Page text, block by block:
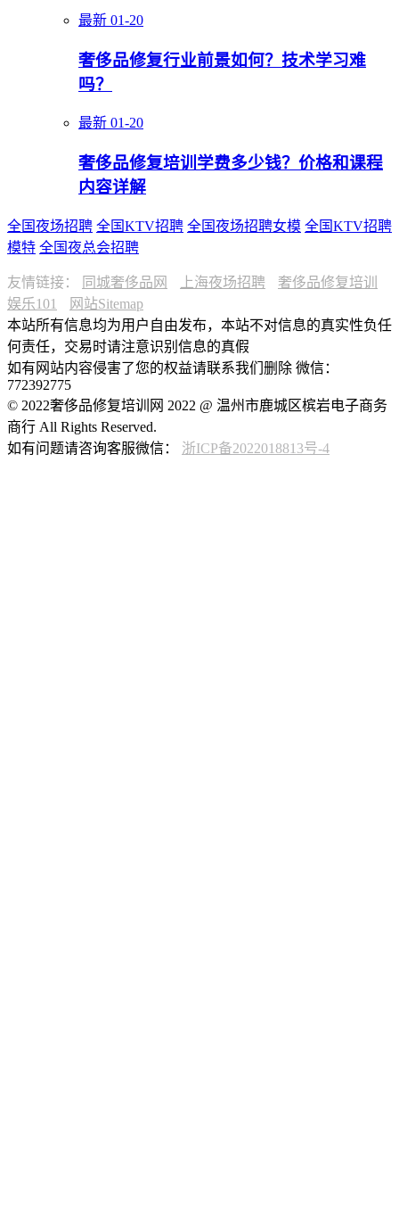
最新 01-20
奢侈品修复行业前景如何？技术学习难
吗？
最新 01-20
奢侈品修复培训学费多少钱？价格和课程
内容详解
全国夜场招聘 全国KTV招聘 全国夜场招聘女模 全国KTV招聘
模特 全国夜总会招聘
友情链接： 同城奢侈品网 上海夜场招聘
奢侈品修复培训
娱乐101
网站Sitemap
本站所有信息均为用户自由发布，本站不对信息的真实性负任
何责任，交易时请注意识别信息的真假
如有网站内容侵害了您的权益请联系我们删除 微信：
772392775
© 2022奢侈品修复培训网 2022 @ 温州市鹿城区槟岩电子商务
商行 All Rights Reserved.
如有问题请咨询客服微信： 浙ICP备2022018813号-4